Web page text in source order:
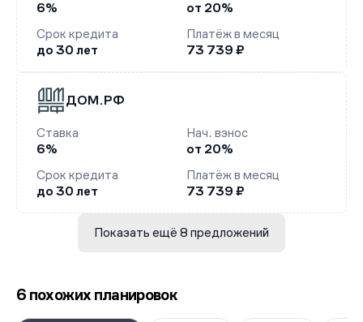
6%
от 20%
Срок кредита
до 30 лет
Платёж в месяц
73 739 ₽
ДОМ.РФ
Ставка
6%
Нач. взнос
от 20%
Срок кредита
до 30 лет
Платёж в месяц
73 739 ₽
Показать ещё 8 предложений
6 похожих планировок